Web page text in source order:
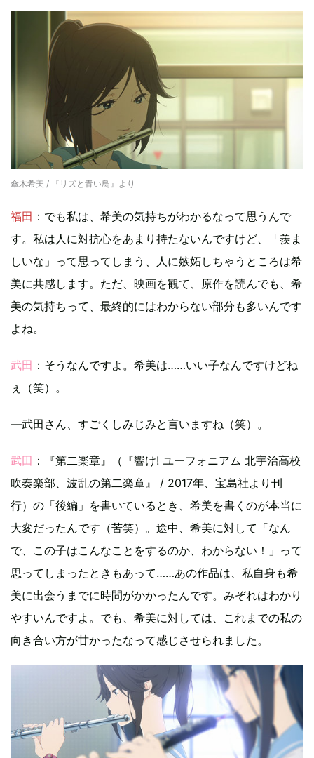
傘木希美 / 『リズと青い鳥』より
福田 ：でも私は、希美の気持ちがわかるなって思うんで
す。私は人に対抗心をあまり持たないんですけど、「羨ま
しいな」って思ってしまう、人に嫉妬しちゃうところは希
美に共感します。ただ、映画を観て、原作を読んでも、希
美の気持ちって、最終的にはわからない部分も多いんです
よね。
武田 ：そうなんですよ。希美は……いい子なんですけどね
ぇ（笑）。
—武田さん、すごくしみじみと言いますね（笑）。
武田 ：『第二楽章』（『響け! ユーフォニアム 北宇治高校
吹奏楽部、波乱の第二楽章』 / 2017年、宝島社より刊
行）の「後編」を書いているとき、希美を書くのが本当に
大変だったんです（苦笑）。途中、希美に対して「なん
で、この子はこんなことをするのか、わからない！」って
思ってしまったときもあって……あの作品は、私自身も希
美に出会うまでに時間がかかったんです。みぞれはわかり
やすいんですよ。でも、希美に対しては、これまでの私の
向き合い方が甘かったなって感じさせられました。